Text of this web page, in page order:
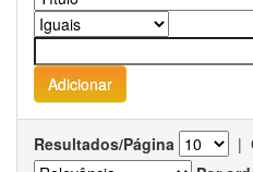
Resultados/Página |